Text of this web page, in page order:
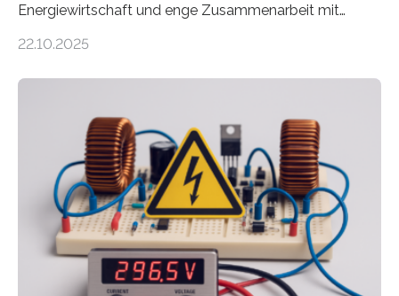
Energiewirtschaft und enge Zusammenarbeit mit
neuen EU-geförderten Transfer-Projekte zu
Energietechnologien werden vom Europäischen
Sozialfonds Plus (ESF+) gefördert – mit einer
Gesamtsumme von mehr als zwei Millionen Euro.
Damit zählt die Hochschule zu den großen
Gewinnerinnen der aktuellen Förderrunde des
Bayerischen Wissenschaftsministeriums. Im
Mittelpunkt steht der direkte Wissenstransfer: Neue
wissenschaftliche Erkenntnisse sollen rasch in die
22.10.2025